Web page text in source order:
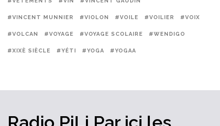
#VINCENT MUNNIER #VIOLON #VOILE #VOILIER #VOIX
#VOLCAN #VOYAGE #VOYAGE SCOLAIRE #WENDIGO
#XIXÈ SIÈCLE #YÉTI #YOGA #YOGAA